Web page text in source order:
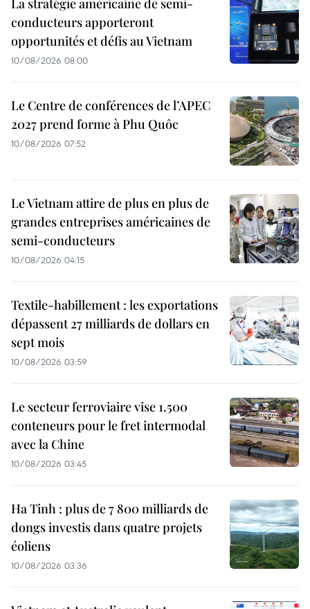
La stratégie américaine de semi-
conducteurs apporteront
opportunités et défis au Vietnam
10/08/2026 08:00
Le Centre de conférences de l’APEC
2027 prend forme à Phu Quôc
10/08/2026 07:52
Le Vietnam attire de plus en plus de
grandes entreprises américaines de
semi-conducteurs
10/08/2026 04:15
Textile-habillement : les exportations
dépassent 27 milliards de dollars en
sept mois
10/08/2026 03:59
Le secteur ferroviaire vise 1.500
conteneurs pour le fret intermodal
avec la Chine
10/08/2026 03:45
Ha Tinh : plus de 7 800 milliards de
dongs investis dans quatre projets
éoliens
10/08/2026 03:36